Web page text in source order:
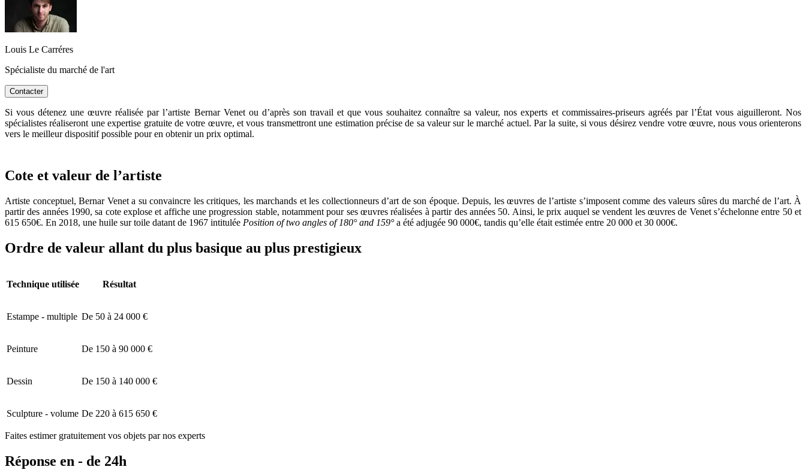
Louis Le Carréres
Spécialiste du marché de l'art
Contacter
Si vous détenez une œuvre réalisée par l’artiste Bernar Venet ou d’après son travail et que vous souhaitez connaître sa valeur, nos experts et commissaires-priseurs agréés par l’État vous aiguilleront. Nos
spécialistes réaliseront une expertise gratuite de votre œuvre, et vous transmettront une estimation précise de sa valeur sur le marché actuel. Par la suite, si vous désirez vendre votre œuvre, nous vous orienterons
vers le meilleur dispositif possible pour en obtenir un prix optimal.
Cote et valeur de l’artiste
Artiste conceptuel, Bernar Venet a su convaincre les critiques, les marchands et les collectionneurs d’art de son époque. Depuis, les œuvres de l’artiste s’imposent comme des valeurs sûres du marché de l’art. À
partir des années 1990, sa cote explose et affiche une progression stable, notamment pour ses œuvres réalisées à partir des années 50. Ainsi, le prix auquel se vendent les œuvres de Venet s’échelonne entre 50 et
615 650€. En 2018, une huile sur toile datant de 1967 intitulée Position of two angles of 180° and 159°a été adjugée 90 000€, tandis qu’elle était estimée entre 20 000 et 30 000€.
Ordre de valeur allant du plus basique au plus prestigieux
Technique utilisée Résultat
Estampe - multiple De 50 à 24 000 €
Peinture De 150 à 90 000 €
Dessin De 150 à 140 000 €
Sculpture - volume De 220 à 615 650 €
Faites estimer gratuitement vos objets par nos experts
Réponse en - de 24h